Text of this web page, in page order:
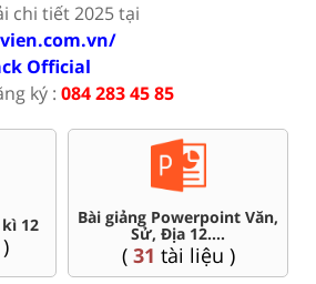
chi tiết 2025 tại
Official
ký : 084 283 45 85
12 Bài giảng Powerpoint Văn,
Sử, Địa 12....
( 31 tài liệu )